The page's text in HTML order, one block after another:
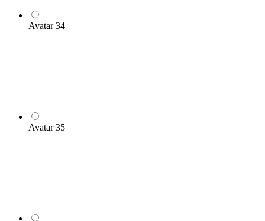
Avatar 34
Avatar 35